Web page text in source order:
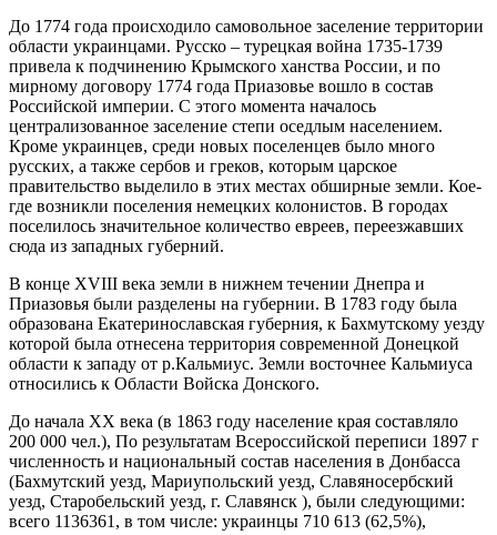
До 1774 года происходило самовольное заселение территории
области украинцами. Русско – турецкая война 1735-1739
привела к подчинению Крымского ханства России, и по
мирному договору 1774 года Приазовье вошло в состав
Российской империи. С этого момента началось
централизованное заселение степи оседлым населением.
Кроме украинцев, среди новых поселенцев было много
русских, а также сербов и греков, которым царское
правительство выделило в этих местах обширные земли. Кое-
где возникли поселения немецких колонистов. В городах
поселилось значительное количество евреев, переезжавших
сюда из западных губерний.
В конце XVIII века земли в нижнем течении Днепра и
Приазовья были разделены на губернии. В 1783 году была
образована Екатеринославская губерния, к Бахмутскому уезду
которой была отнесена территория современной Донецкой
области к западу от р.Кальмиус. Земли восточнее Кальмиуса
относились к Области Войска Донского.
До начала ХХ века (в 1863 году население края составляло
200 000 чел.), По результатам Всероссийской переписи 1897 г
численность и национальный состав населения в Донбасса
(Бахмутский уезд, Мариупольский уезд, Славяносербский
уезд, Старобельский уезд, г. Славянск ), были следующими:
всего 1136361, в том числе: украинцы 710 613 (62,5%),